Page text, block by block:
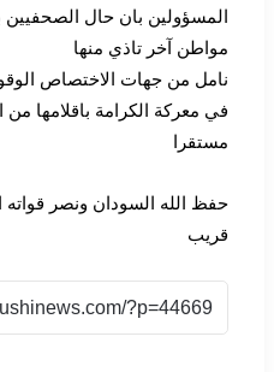
المسؤولين بان حال
مواطن آخر تاذي منها
نامل من جهات الاختصاص
في معركة الكرامة باقلامها
مستقرا
حفظ الله السودان ونصر
قريب